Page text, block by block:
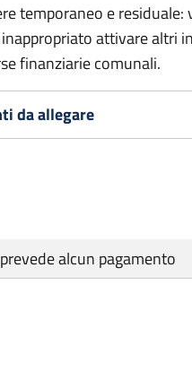
temporaneo e residuale:
attivare altri
finanziarie comunali.
da allegare
alcun pagamento